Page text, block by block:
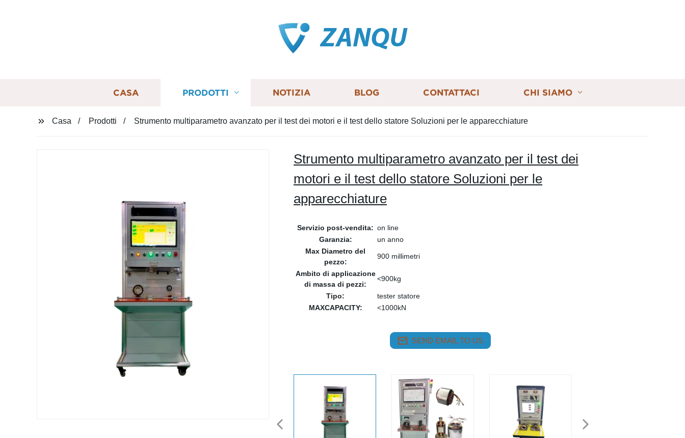
ZANQU
CASA PRODOTTI NOTIZIA BLOG CONTATTACI CHI SIAMO
Casa Prodotti Strumento multiparametro avanzato per il test dei motori e il test dello statore Soluzioni per le apparecchiature
Strumento multiparametro avanzato per il test dei
motori e il test dello statore Soluzioni per le
apparecchiature
Servizio post-vendita: on line
Garanzia:
un anno
Max Diametro del
pezzo:
900 millimetri
Ambito di applicazione
di massa di pezzi:
<900kg
Tipo:
tester statore
MAXCAPACITY:
<1000kN
SEND EMAIL TO US